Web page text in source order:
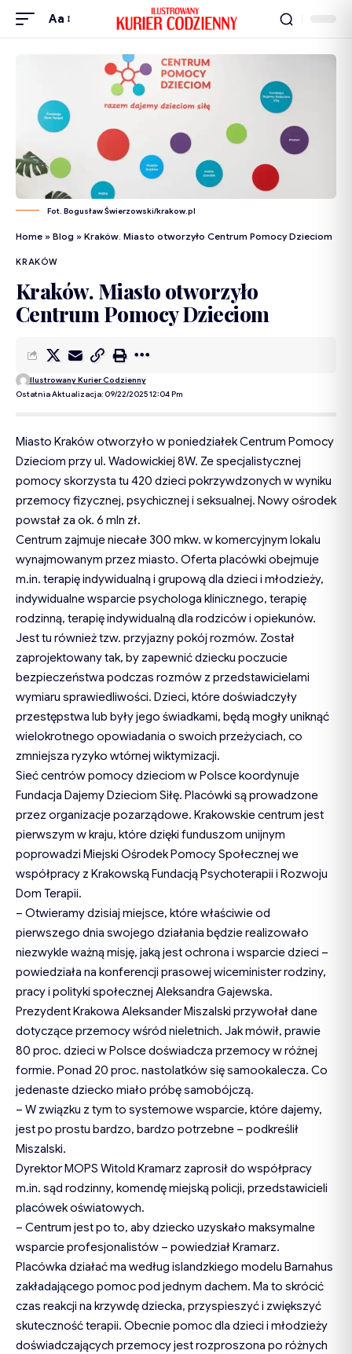
Aa
Fot. Bogusław Świerzowski/krakow.pl
Home » Blog » Kraków. Miasto otworzyło Centrum Pomocy Dzieciom
KRAKÓW
Kraków. Miasto otworzyło
Centrum Pomocy Dzieciom
Ostatnia Aktualizacja: 09/22/2025 12:04 Pm
Ilustrowany Kurier Codzienny
Miasto Kraków otworzyło w poniedziałek Centrum Pomocy
Dzieciom przy ul. Wadowickiej 8W. Ze specjalistycznej
pomocy skorzysta tu 420 dzieci pokrzywdzonych w wyniku
przemocy fizycznej, psychicznej i seksualnej. Nowy ośrodek
powstał za ok. 6 mln zł.
Centrum zajmuje niecałe 300 mkw. w komercyjnym lokalu
wynajmowanym przez miasto. Oferta placówki obejmuje
m.in. terapię indywidualną i grupową dla dzieci i młodzieży,
indywidualne wsparcie psychologa klinicznego, terapię
rodzinną, terapię indywidualną dla rodziców i opiekunów.
Jest tu również tzw. przyjazny pokój rozmów. Został
zaprojektowany tak, by zapewnić dziecku poczucie
bezpieczeństwa podczas rozmów z przedstawicielami
wymiaru sprawiedliwości. Dzieci, które doświadczyły
przestępstwa lub były jego świadkami, będą mogły uniknąć
wielokrotnego opowiadania o swoich przeżyciach, co
zmniejsza ryzyko wtórnej wiktymizacji.
Sieć centrów pomocy dzieciom w Polsce koordynuje
Fundacja Dajemy Dzieciom Siłę. Placówki są prowadzone
przez organizacje pozarządowe. Krakowskie centrum jest
pierwszym w kraju, które dzięki funduszom unijnym
poprowadzi Miejski Ośrodek Pomocy Społecznej we
współpracy z Krakowską Fundacją Psychoterapii i Rozwoju
Dom Terapii.
– Otwieramy dzisiaj miejsce, które właściwie od
pierwszego dnia swojego działania będzie realizowało
niezwykle ważną misję, jaką jest ochrona i wsparcie dzieci –
powiedziała na konferencji prasowej wiceminister rodziny,
pracy i polityki społecznej Aleksandra Gajewska.
Prezydent Krakowa Aleksander Miszalski przywołał dane
dotyczące przemocy wśród nieletnich. Jak mówił, prawie
80 proc. dzieci w Polsce doświadcza przemocy w różnej
formie. Ponad 20 proc. nastolatków się samookalecza. Co
jedenaste dziecko miało próbę samobójczą.
– W związku z tym to systemowe wsparcie, które dajemy,
jest po prostu bardzo, bardzo potrzebne – podkreślił
Miszalski.
Dyrektor MOPS Witold Kramarz zaprosił do współpracy
m.in. sąd rodzinny, komendę miejską policji, przedstawicieli
placówek oświatowych.
– Centrum jest po to, aby dziecko uzyskało maksymalne
wsparcie profesjonalistów – powiedział Kramarz.
Placówka działać ma według islandzkiego modelu Barnahus
zakładającego pomoc pod jednym dachem. Ma to skrócić
czas reakcji na krzywdę dziecka, przyspieszyć i zwiększyć
skuteczność terapii. Obecnie pomoc dla dzieci i młodzieży
doświadczających przemocy jest rozproszona po różnych